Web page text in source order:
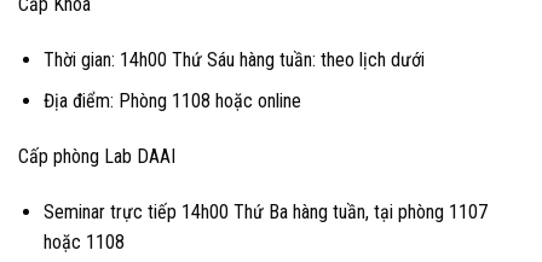
Thời gian: 14h00 Thứ Sáu hàng tuần: theo lịch dưới
Địa điểm: Phòng 1108 hoặc online
Cấp phòng Lab DAAI
Seminar trực tiếp 14h00 Thứ Ba hàng tuần, tại phòng 1107
hoặc 1108